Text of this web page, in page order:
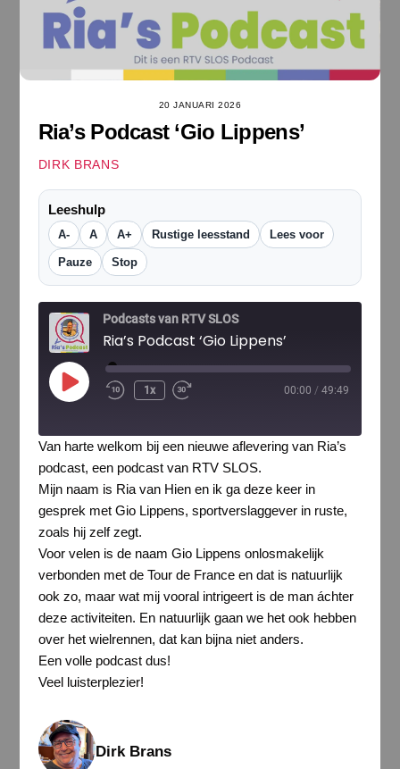
20 JANUARI 2026
Ria’s Podcast ‘Gio Lippens’
DIRK BRANS
Leeshulp
A- A A+ Rustige leesstand Lees voor
Pauze Stop
Podcasts van RTV SLOS
Ria’s Podcast ‘Gio Lippens’
Play
Episode
1x 00:00 / 49:49
Van harte welkom bij een nieuwe aflevering van Ria’s
podcast, een podcast van RTV SLOS.
Mijn naam is Ria van Hien en ik ga deze keer in
gesprek met Gio Lippens, sportverslaggever in ruste,
zoals hij zelf zegt.
Voor velen is de naam Gio Lippens onlosmakelijk
verbonden met de Tour de France en dat is natuurlijk
ook zo, maar wat mij vooral intrigeert is de man áchter
deze activiteiten. En natuurlijk gaan we het ook hebben
over het wielrennen, dat kan bijna niet anders.
Een volle podcast dus!
Veel luisterplezier!
Dirk Brans